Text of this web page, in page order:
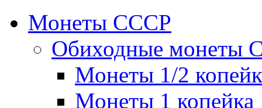
Монеты СССР
Обиходные монеты
Монеты 1/2
Монеты 1 копейка